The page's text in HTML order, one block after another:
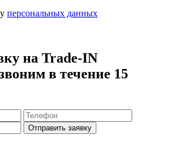
персональных данных
на Trade-IN
в течение 15
Отправить заявку